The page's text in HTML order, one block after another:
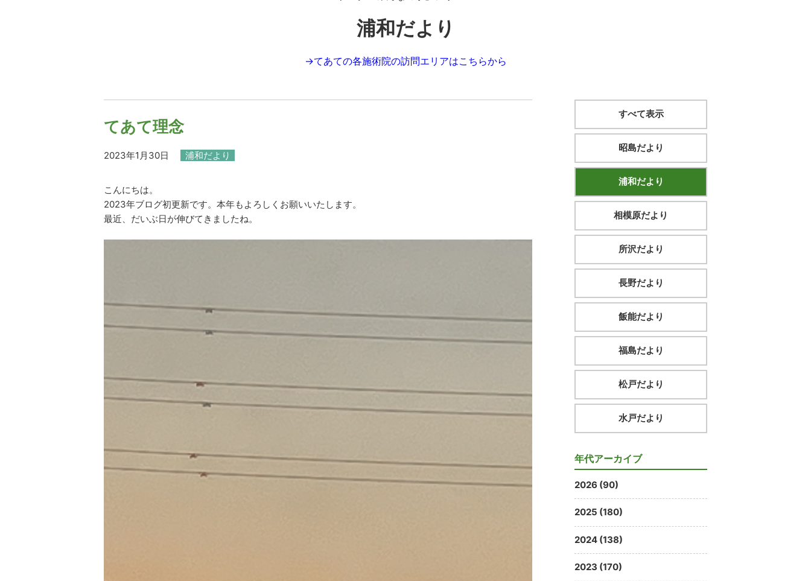
浦和だより
→てあての各施術院の訪問エリアはこちらから
てあて理念
2023年1月30日 浦和だより
こんにちは。
2023年ブログ初更新です。本年もよろしくお願いいたします。
最近、だいぶ日が伸びてきましたね。
すべて表示
昭島だより
浦和だより
相模原だより
所沢だより
長野だより
飯能だより
福島だより
松戸だより
水戸だより
年代アーカイブ
2026 (90)
2025 (180)
2024 (138)
2023 (170)